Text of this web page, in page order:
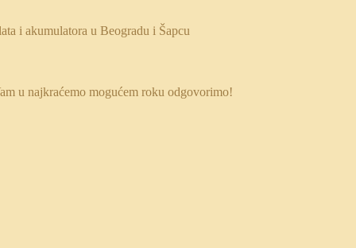
u najkraćemo mogućem roku odgovorimo!